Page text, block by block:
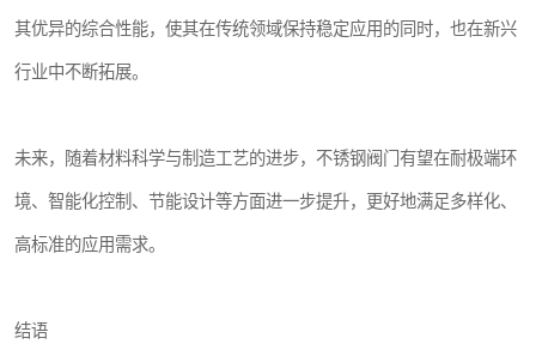
其优异的综合性能，使其在传统领域保持稳定应用的同时，也在新兴
行业中不断拓展。
未来，随着材料科学与制造工艺的进步，不锈钢阀门有望在耐极端环
境、智能化控制、节能设计等方面进一步提升，更好地满足多样化、
高标准的应用需求。
结语